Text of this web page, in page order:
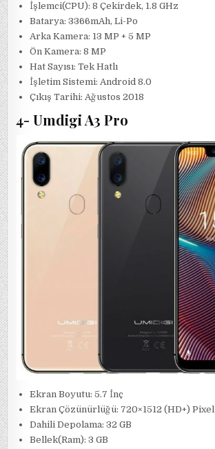
İşlemci(CPU): 8 Çekirdek, 1.8 GHz
Batarya: 3366mAh, Li-Po
Arka Kamera: 13 MP + 5 MP
Ön Kamera: 8 MP
Hat Sayısı: Tek Hatlı
İşletim Sistemi: Android 8.0
Çıkış Tarihi: Ağustos 2018
4- Umdigi A3 Pro
Ekran Boyutu: 5.7 İnç
Ekran Çözünürlüğü: 720×1512 (HD+) Pixel
Dahili Depolama: 32 GB
Bellek(Ram): 3 GB